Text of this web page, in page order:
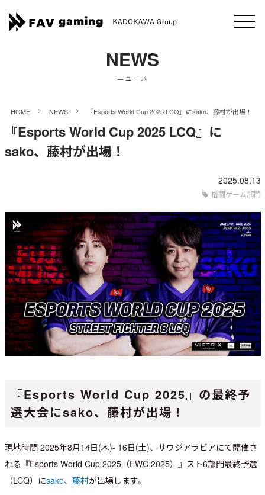
NEWS
ニュース
HOME > NEWS > 『Esports World Cup 2025 LCQ』にsako、藤村が出場！
『Esports World Cup 2025 LCQ』に
sako、藤村が出場！
2025.08.13
格闘ゲーム部門
『Esports World Cup 2025』の最終予
選大会にsako、藤村が出場！
現地時間 2025年8月14日(木)- 16日(土)、サウジアラビアにて開催さ
れる『Esports World Cup 2025（EWC 2025）』スト6部門最終予選
（LCQ）にsako、 藤村が出場します。